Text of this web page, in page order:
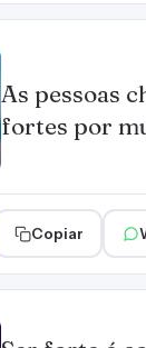
As pessoas
fortes por
Copiar